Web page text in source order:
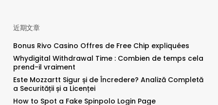
近期文章
Bonus Rivo Casino Offres de Free Chip expliquées
Whydigital Withdrawal Time : Combien de temps cela
prend-il vraiment
Este Mozzartt Sigur și de Încredere? Analiză Completă
a Securității și a Licenței
How to Spot a Fake Spinpolo Login Page